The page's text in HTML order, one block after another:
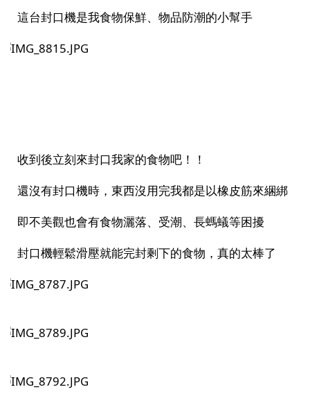
這台封口機是我食物保鮮、物品防潮的小幫手
收到後立刻來封口我家的食物吧！！
還沒有封口機時，東西沒用完我都是以橡皮筋來綑綁
即不美觀也會有食物灑落、受潮、長螞蟻等困擾
封口機輕鬆滑壓就能完封剩下的食物，真的太棒了